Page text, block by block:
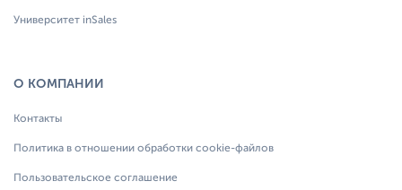
Университет inSales
О КОМПАНИИ
Контакты
Политика в отношении обработки cookie-файлов
Пользовательское соглашение